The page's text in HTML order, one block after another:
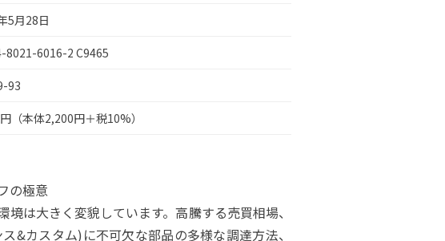
5月28日
8021-6016-2 C9465
93
（本体2,200円＋税10%）
の極意
境は大きく変貌しています。高騰する売買相場、
&カスタム)に不可欠な部品の多様な調達方法、